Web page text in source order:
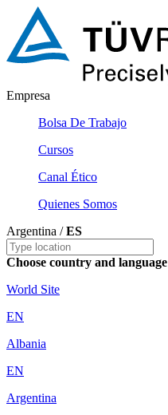
Empresa
Bolsa De Trabajo
Cursos
Canal Ético
Quienes Somos
Argentina /ES
Choose country and language
World Site
EN
Albania
EN
Argentina